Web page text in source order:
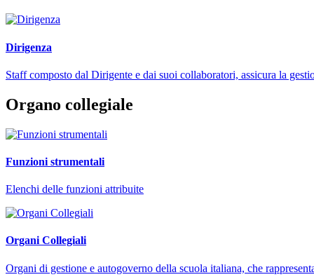
Dirigenza
Staff composto dal Dirigente e dai suoi collaboratori, assicura la
Organo collegiale
Funzioni strumentali
Elenchi delle funzioni attribuite
Organi Collegiali
Organi di gestione e autogoverno della scuola italiana, che